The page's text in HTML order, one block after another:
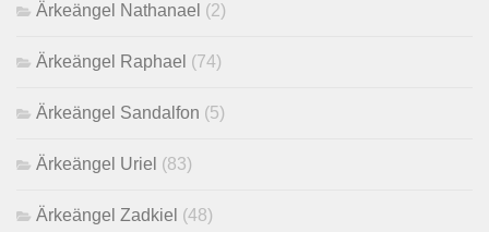
Ärkeängel Nathanael (2)
Ärkeängel Raphael (74)
Ärkeängel Sandalfon (5)
Ärkeängel Uriel (83)
Ärkeängel Zadkiel (48)